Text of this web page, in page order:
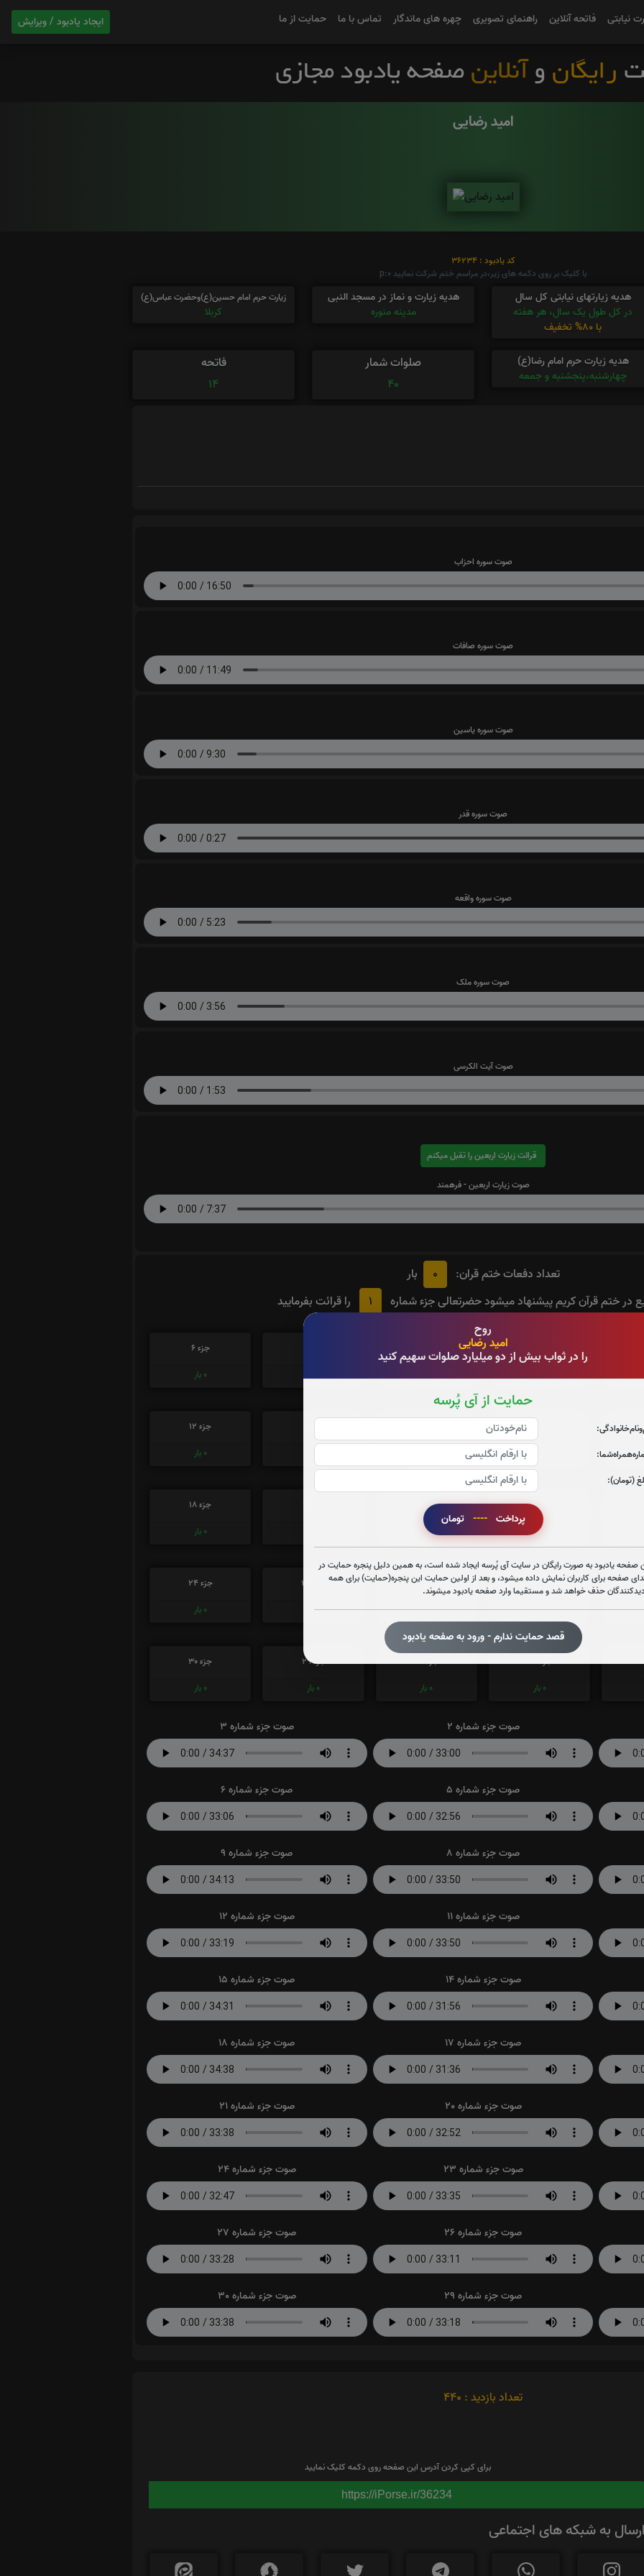
ایجاد یادبود / ویرایش نیابتی فاتحه آنلاین راهنمای تصویری چهره های ماندگار تماس با ما حمایت از ما
روح
امید رضایی
را در ثواب بیش از دو میلیارد صلوات سهیم کنید
حمایت از آی پُرسه
(تومان):
پرداخت ---- تومان
صفحه یادبود به صورت رایگان در سایت آی پُرسه ایجاد شده است، به همین دلیل پنجره حمایت در
صفحه برای کاربران نمایش داده میشود، و بعد از اولین حمایت این پنجره(حمایت) برای همه
حذف خواهد شد و مستقیما وارد صفحه یادبود میشوند.
قصد حمایت ندارم - ورود به صفحه یادبود
امید رضایی
کد یادبود : 36234
با کلیک بر روی دکمه های زیر،در مراسم ختم شرکت نمایید p:0
هدیه زیارتهای نیابتی کل سال
در کل طول یک سال، هر هفته
با 80% تخفیف
هدیه زیارت و نماز در مسجد النبی
مدینه منوره
زیارت حرم امام حسین(ع)وحضرت عباس(ع)
کربلا
هدیه زیارت حرم امام رضا(ع)
چهارشنبه،پنجشنبه و جمعه
صلوات شمار
40
فاتحه
14
صوت سوره احزاب
صوت سوره صافات
صوت سوره یاسین
صوت سوره قدر
صوت سوره واقعه
صوت سوره ملک
صوت آیت الکرسی
قرائت زیارت اربعین را تقبل میکنم
صوت زیارت اربعین - فرهمند
تعداد دفعات ختم قران: 0
بار
در ختم قرآن کریم پیشنهاد میشود حضرتعالی جزء شماره
1 را قرائت بفرمایید
جزء 6
0 بار
جزء 12
0 بار
جزء 15
بار
جزء 16
0بار
جزء 18
0 بار
جزء 21
0بار
جزء 22
0بار
0بار
جزء 24
0 بار
جزء 27
0 بار
جزء 28
0 بار
جزء 29
0 بار
جزء 30
0 بار
صوت جزء شماره 2 صوت جزء شماره 3
صوت جزء شماره 5 صوت جزء شماره 6
صوت جزء شماره 8 صوت جزء شماره 9
صوت جزء شماره 11 صوت جزء شماره 12
صوت جزء شماره 14 صوت جزء شماره 15
صوت جزء شماره 17 صوت جزء شماره 18
صوت جزء شماره 20 صوت جزء شماره 21
صوت جزء شماره 23 صوت جزء شماره 24
صوت جزء شماره 26 صوت جزء شماره 27
صوت جزء شماره 29 صوت جزء شماره 30
تعداد بازدید : 440
برای کپی کردن آدرس این صفحه روی دکمه کلیک نمایید
https://iPorse.ir/36234
ارسال به شبکه های اجتماعی